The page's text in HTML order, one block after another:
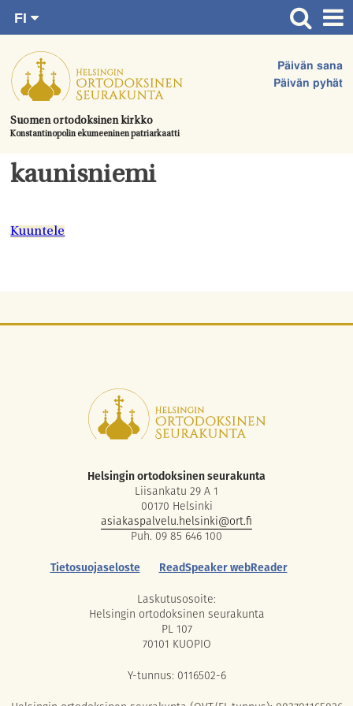
suoraan
sisältöön.
Suomen ortodoksinen kirkko
Konstantinopolin ekumeeninen patriarkaatti
Päivän sana
Päivän pyhät
FI
SV
EN
UA
Etusivu
Ajankohtaista
Juhlat & toimitukset
Kirkot
Tule mukaan
kaunisniemi
Kuuntele
Helsingin ortodoksinen seurakunta
Liisankatu 29 A 1
00170 Helsinki
asiakaspalvelu.helsinki@ort.fi
Puh. 09 85 646 100
Tietosuojaseloste
ReadSpeaker webReader
Laskutusosoite:
Helsingin ortodoksinen seurakunta
PL 107
70101 KUOPIO
Y-tunnus: 0116502-6